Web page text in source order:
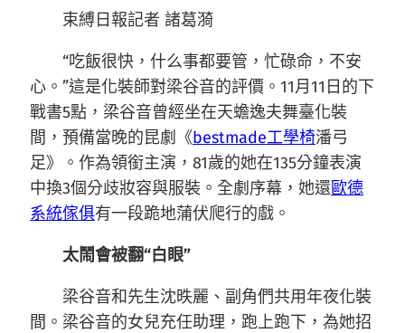
束縛日報記者 諸葛漪
“吃飯很快，什么事都要管，忙碌命，不安
心。”這是化裝師對梁谷音的評價。11月11日的下
戰書5點，梁谷音曾經坐在天蟾逸夫舞臺化裝
間，預備當晚的昆劇《bestmade工學椅潘弓
足》。作為領銜主演，81歲的她在135分鐘表演
中換3個分歧妝容與服裝。全劇序幕，她還歐德
系統傢俱有一段跪地蒲伏爬行的戲。
太鬧會被翻“白眼”
梁谷音和先生沈昳麗、副角們共用年夜化裝
間。梁谷音的女兒充任助理，跑上跑下，為她招